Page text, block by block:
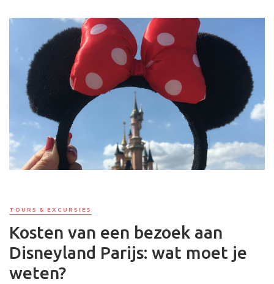
TOURS & EXCURSIES
Kosten van een bezoek aan
Disneyland Parijs: wat moet je
weten?